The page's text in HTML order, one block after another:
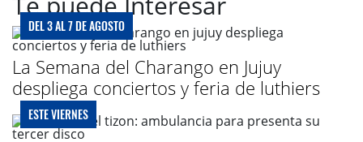
DEL 3 AL 7 DE AGOSTO
La Semana del Charango en Jujuy
despliega conciertos y feria de luthiers
ESTE VIERNES